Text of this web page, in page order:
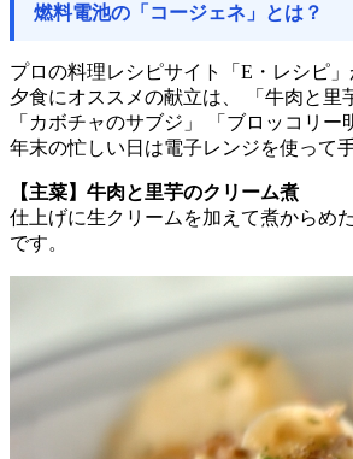
燃料電池の「コージェネ」とは？
プロの料理レシピサイト「E・レシピ
夕食にオススメの献立は、 「牛肉と里
「カボチャのサブジ」 「ブロッコリー
年末の忙しい日は電子レンジを使って
【主菜】牛肉と里芋のクリーム煮
仕上げに生クリームを加えて煮からめ
です。